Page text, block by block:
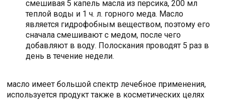
смешивая 5 капель масла из персика, 200 мл
теплой воды и 1 ч. л. горного меда. Масло
является гидрофобным веществом, поэтому его
сначала смешивают с медом, после чего
добавляют в воду. Полоскания проводят 5 раз в
день в течение недели.
масло имеет большой спектр лечебное применения,
используется продукт также в косметических целях